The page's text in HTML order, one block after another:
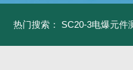
热门搜索： SC20-3电爆元件